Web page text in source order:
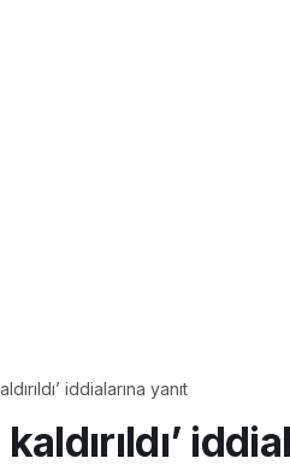
iddialarına yanıt
pastaneye